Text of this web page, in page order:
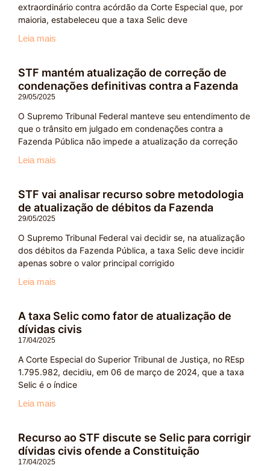
extraordinário contra acórdão da Corte Especial que, por
maioria, estabeleceu que a taxa Selic deve
Leia mais
STF mantém atualização de correção de
condenações definitivas contra a Fazenda
29/05/2025
O Supremo Tribunal Federal manteve seu entendimento de
que o trânsito em julgado em condenações contra a
Fazenda Pública não impede a atualização da correção
Leia mais
STF vai analisar recurso sobre metodologia
de atualização de débitos da Fazenda
29/05/2025
O Supremo Tribunal Federal vai decidir se, na atualização
dos débitos da Fazenda Pública, a taxa Selic deve incidir
apenas sobre o valor principal corrigido
Leia mais
A taxa Selic como fator de atualização de
dívidas civis
17/04/2025
A Corte Especial do Superior Tribunal de Justiça, no REsp
1.795.982, decidiu, em 06 de março de 2024, que a taxa
Selic é o índice
Leia mais
Recurso ao STF discute se Selic para corrigir
dívidas civis ofende a Constituição
17/04/2025